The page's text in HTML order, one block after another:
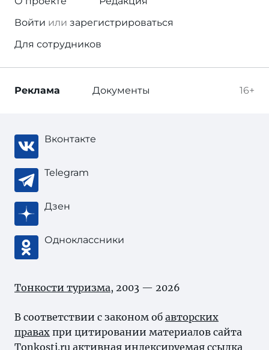
Войти или зарегистрироваться
Для сотрудников
16+
Реклама Документы
Вконтакте
Telegram
Дзен
Одноклассники
Тонкости туризма, 2003 — 2026
В соответствии с законом об авторских
правах при цитировании материалов сайта
Tonkosti.ru активная индексируемая ссылка